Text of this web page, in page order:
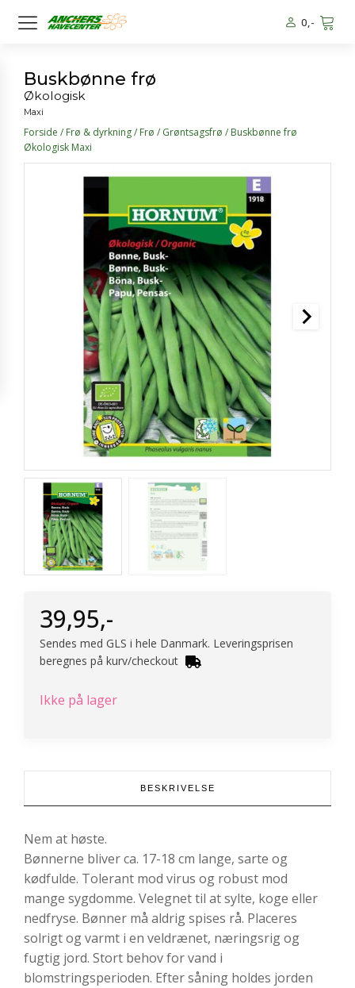
0,-
Forside / Frø & dyrkning/ Frø / Grøntsagsfrø / Buskbønne frø
Økologisk Maxi
Buskbønne frø
Økologisk
Maxi
39,95,-
Sendes med GLS i hele Danmark. Leveringsprisen
beregnes på kurv/checkout
Ikke på lager
BESKRIVELSE
Nem at høste.
Bønnerne bliver ca. 17-18 cm lange, sarte og
kødfulde. Tolerant mod virus og robust mod
mange sygdomme. Velegnet til at sylte, koge eller
nedfryse. Bønner må aldrig spises rå. Placeres
solrigt og varmt i en veldrænet, næringsrig og
fugtig jord. Stort behov for vand i
blomstringsperioden. Efter såning holdes jorden